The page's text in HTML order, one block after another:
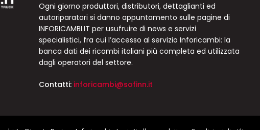
Ogni giorno produttori, distributori, dettaglianti ed
autoriparatori si danno appuntamento sulle pagine di
INFORICAMBI.IT per usufruire di news e servizi
specialistici, fra cui l’accesso al servizio Inforicambi: la
banca dati dei ricambi italiani più completa ed utilizzata
dagli operatori del settore.
Contatti: inforicambi@sofinn.it